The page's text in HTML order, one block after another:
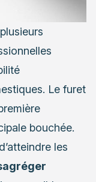
Le furet
bouchée.
les